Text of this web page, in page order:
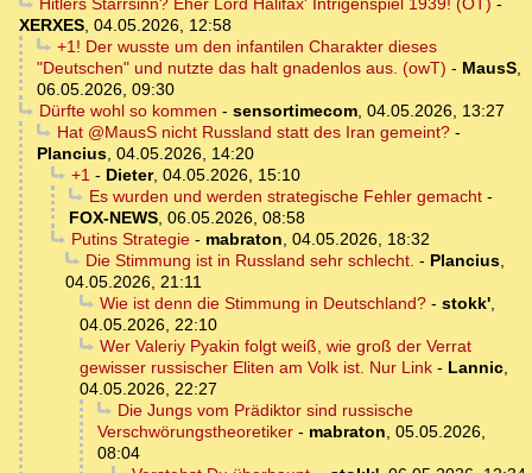
Hitlers Starrsinn? Eher Lord Halifax' Intrigenspiel 1939! (OT) -
XERXES, 04.05.2026, 12:58
+1! Der wusste um den infantilen Charakter dieses
"Deutschen" und nutzte das halt gnadenlos aus. (owT) - MausS,
06.05.2026, 09:30
Dürfte wohl so kommen - sensortimecom, 04.05.2026, 13:27
Hat @MausS nicht Russland statt des Iran gemeint?-
Plancius, 04.05.2026, 14:20
+1- Dieter, 04.05.2026, 15:10
Es wurden und werden strategische Fehler gemacht-
FOX-NEWS, 06.05.2026, 08:58
Putins Strategie- mabraton, 04.05.2026, 18:32
Die Stimmung ist in Russland sehr schlecht. - Plancius,
04.05.2026, 21:11
Wie ist denn die Stimmung in Deutschland?- stokk',
04.05.2026, 22:10
Wer Valeriy Pyakin folgt weiß, wie groß der Verrat
gewisser russischer Eliten am Volk ist. Nur Link - Lannic,
04.05.2026, 22:27
Die Jungs vom Prädiktor sind russische
Verschwörungstheoretiker - mabraton, 05.05.2026,
08:04